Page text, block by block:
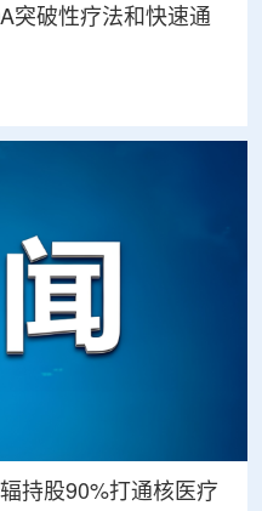
突破性疗法和快速通
持股90%打通核医疗